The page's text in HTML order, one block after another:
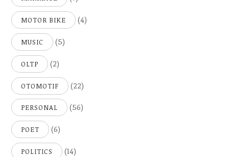
MOTOR BIKE (4)
MUSIC (5)
OLTP (2)
OTOMOTIF (22)
PERSONAL (56)
POET (6)
POLITICS (14)